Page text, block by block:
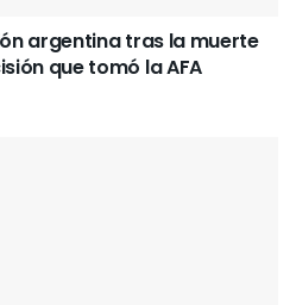
argentina tras la muerte
que tomó la AFA